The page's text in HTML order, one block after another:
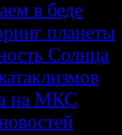
в беде
планеты
Солнца
на МКС